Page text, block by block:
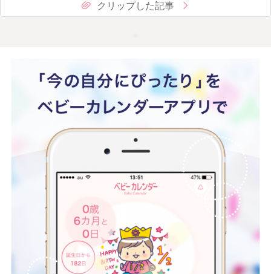
クリップした記事